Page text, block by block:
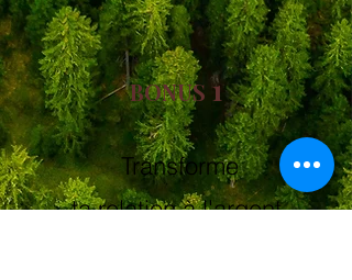
BONUS 1
Transforme
ta relation à l'argent